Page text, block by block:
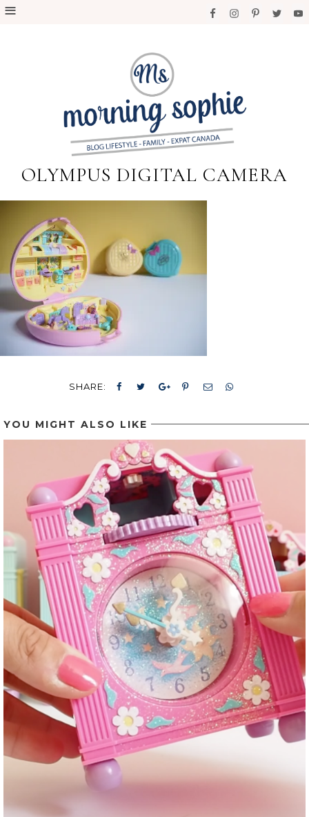
OLYMPUS DIGITAL CAMERA
SHARE:
YOU MIGHT ALSO LIKE